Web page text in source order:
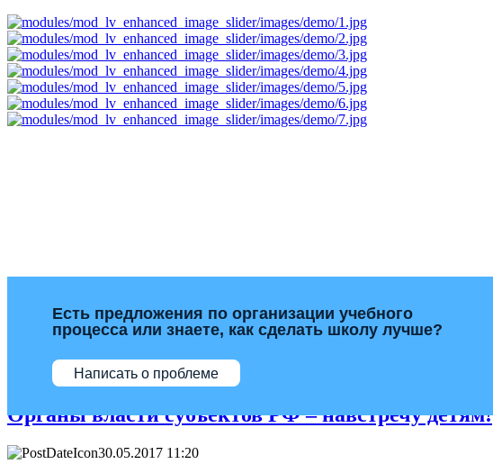
Есть предложения по организации учебного
процесса или знаете, как сделать школу лучше?
Написать о проблеме
Органы власти субъектов РФ – навстречу детям!
30.05.2017 11:20